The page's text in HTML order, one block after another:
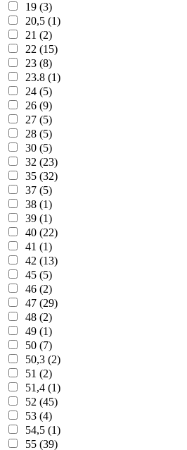
19 (3)
20,5 (1)
21 (2)
22 (15)
23 (8)
23.8 (1)
24 (5)
26 (9)
27 (5)
28 (5)
30 (5)
32 (23)
35 (32)
37 (5)
38 (1)
39 (1)
40 (22)
41 (1)
42 (13)
45 (5)
46 (2)
47 (29)
48 (2)
49 (1)
50 (7)
50,3 (2)
51 (2)
51,4 (1)
52 (45)
53 (4)
54,5 (1)
55 (39)